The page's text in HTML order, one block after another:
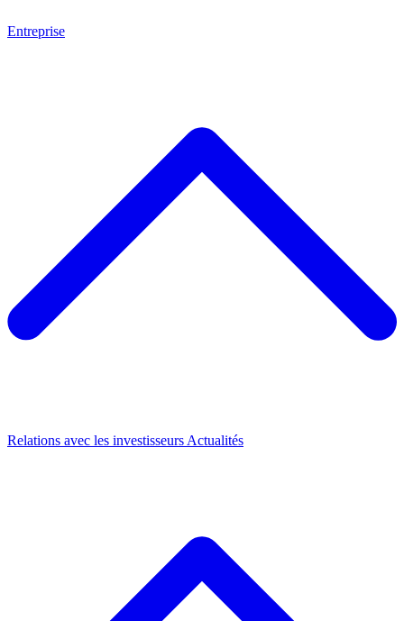
Entreprise
Relations avec les investisseurs Actualités